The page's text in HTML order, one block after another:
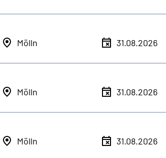
Mölln 31.08.2026
Mölln 31.08.2026
Mölln 31.08.2026